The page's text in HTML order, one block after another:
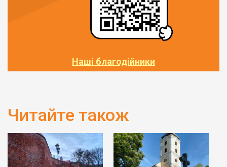
Наші благодійники
Читайте також